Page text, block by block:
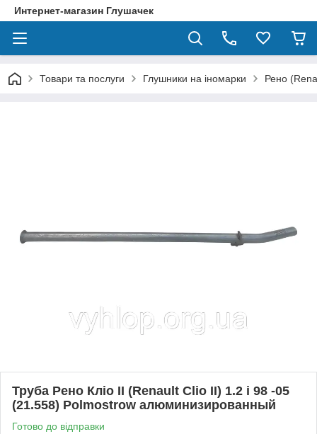
Интернет-магазин Глушачек
Товари та послуги Глушники на іномарки Рено
Труба Рено Кліо II (Renault Clio II) 1.2 i 98 -05
(21.558) Polmostrow алюминизированный
Готово до відправки